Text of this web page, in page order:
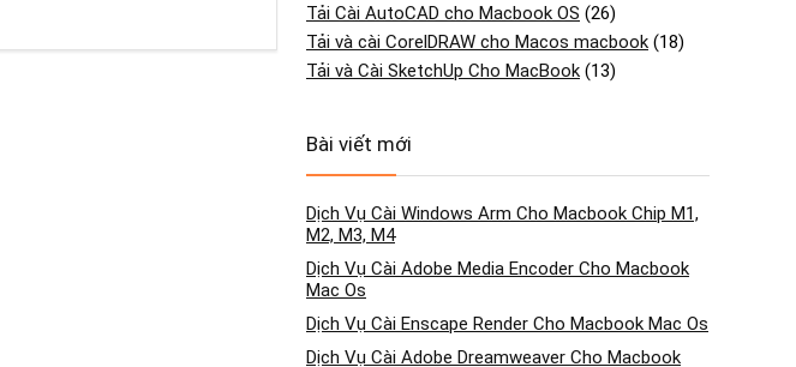
Tải Cài AutoCAD cho Macbook OS (26)
Tải và cài CorelDRAW cho Macos macbook (18)
Tải và Cài SketchUp Cho MacBook (13)
Bài viết mới
Dịch Vụ Cài Windows Arm Cho Macbook Chip M1,
M2, M3, M4
Dịch Vụ Cài Adobe Media Encoder Cho Macbook
Mac Os
Dịch Vụ Cài Enscape Render Cho Macbook Mac Os
Dịch Vụ Cài Adobe Dreamweaver Cho Macbook